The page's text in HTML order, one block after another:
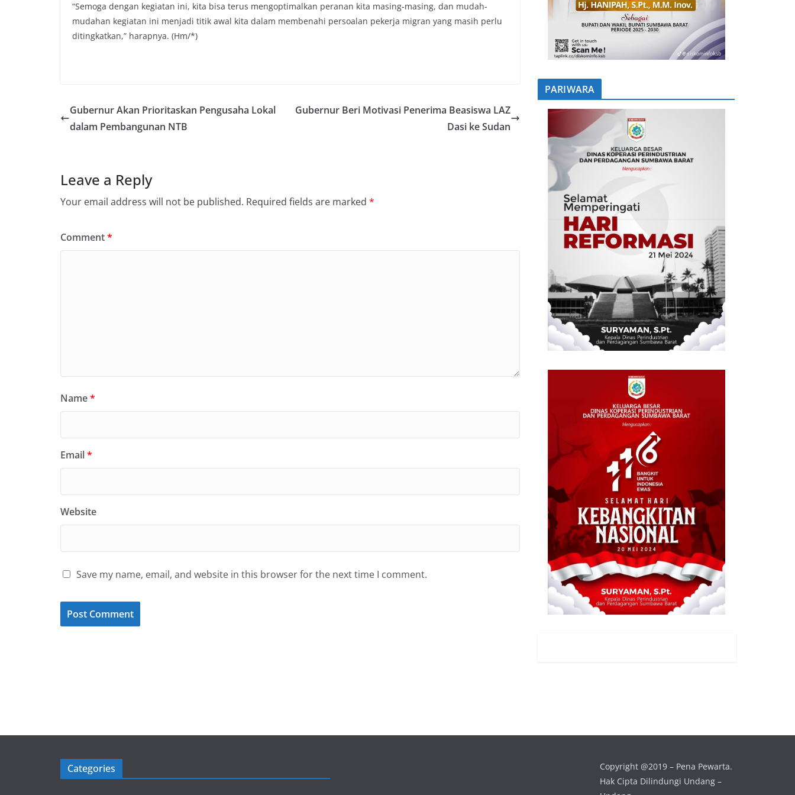
“Semoga dengan kegiatan ini, kita bisa terus mengoptimalkan peranan kita masing-masing, dan mudah-
mudahan kegiatan ini menjadi titik awal kita dalam membenahi persoalan pekerja migran yang masih perlu
ditingkatkan,” harapnya. (Hm/*)
Gubernur Akan Prioritaskan Pengusaha Lokal
dalam Pembangunan NTB
Gubernur Beri Motivasi Penerima Beasiswa LAZ
Dasi ke Sudan
Leave a Reply
Your email address will not be published. Required fields are marked *
Comment*
Name*
Email*
Website
Save my name, email, and website in this browser for the next time I comment.
PARIWARA
Categories
Copyright @2019 – Pena Pewarta.
Hak Cipta Dilindungi Undang –